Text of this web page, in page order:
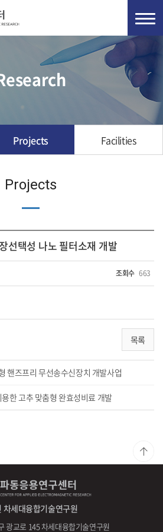
Projects Facilities
Projects
선택성 나노 필터소재 개발
조회수 663
목록
핸즈프리 무선송수신장치 개발사업
한 고추 맞춤형 완효성비료 개발
차세대융합기술연구원
광교로 145 차세대융합기술연구원